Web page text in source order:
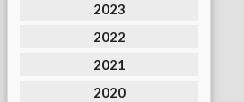
2023
2022
2021
2020